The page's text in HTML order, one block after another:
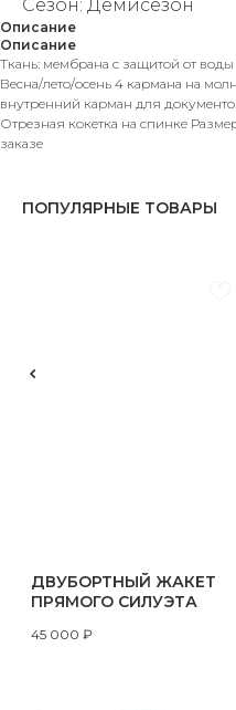
Сезон: Демисезон
Описание
Описание
Ткань: мембрана с защитой от
Весна/лето/осень 4 кармана на
внутренний карман для
Отрезная кокетка на спинке
заказе
ПОПУЛЯРНЫЕ ТОВАРЫ
ДВУБОРТНЫЙ ЖАКЕТ
ПРЯМОГО СИЛУЭТА
45 000 ₽